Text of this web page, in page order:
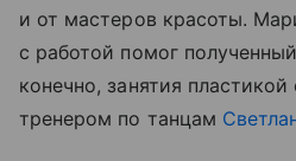
и от мастеров красоты.
с работой помог
конечно, занятия пластикой
тренером по танцам